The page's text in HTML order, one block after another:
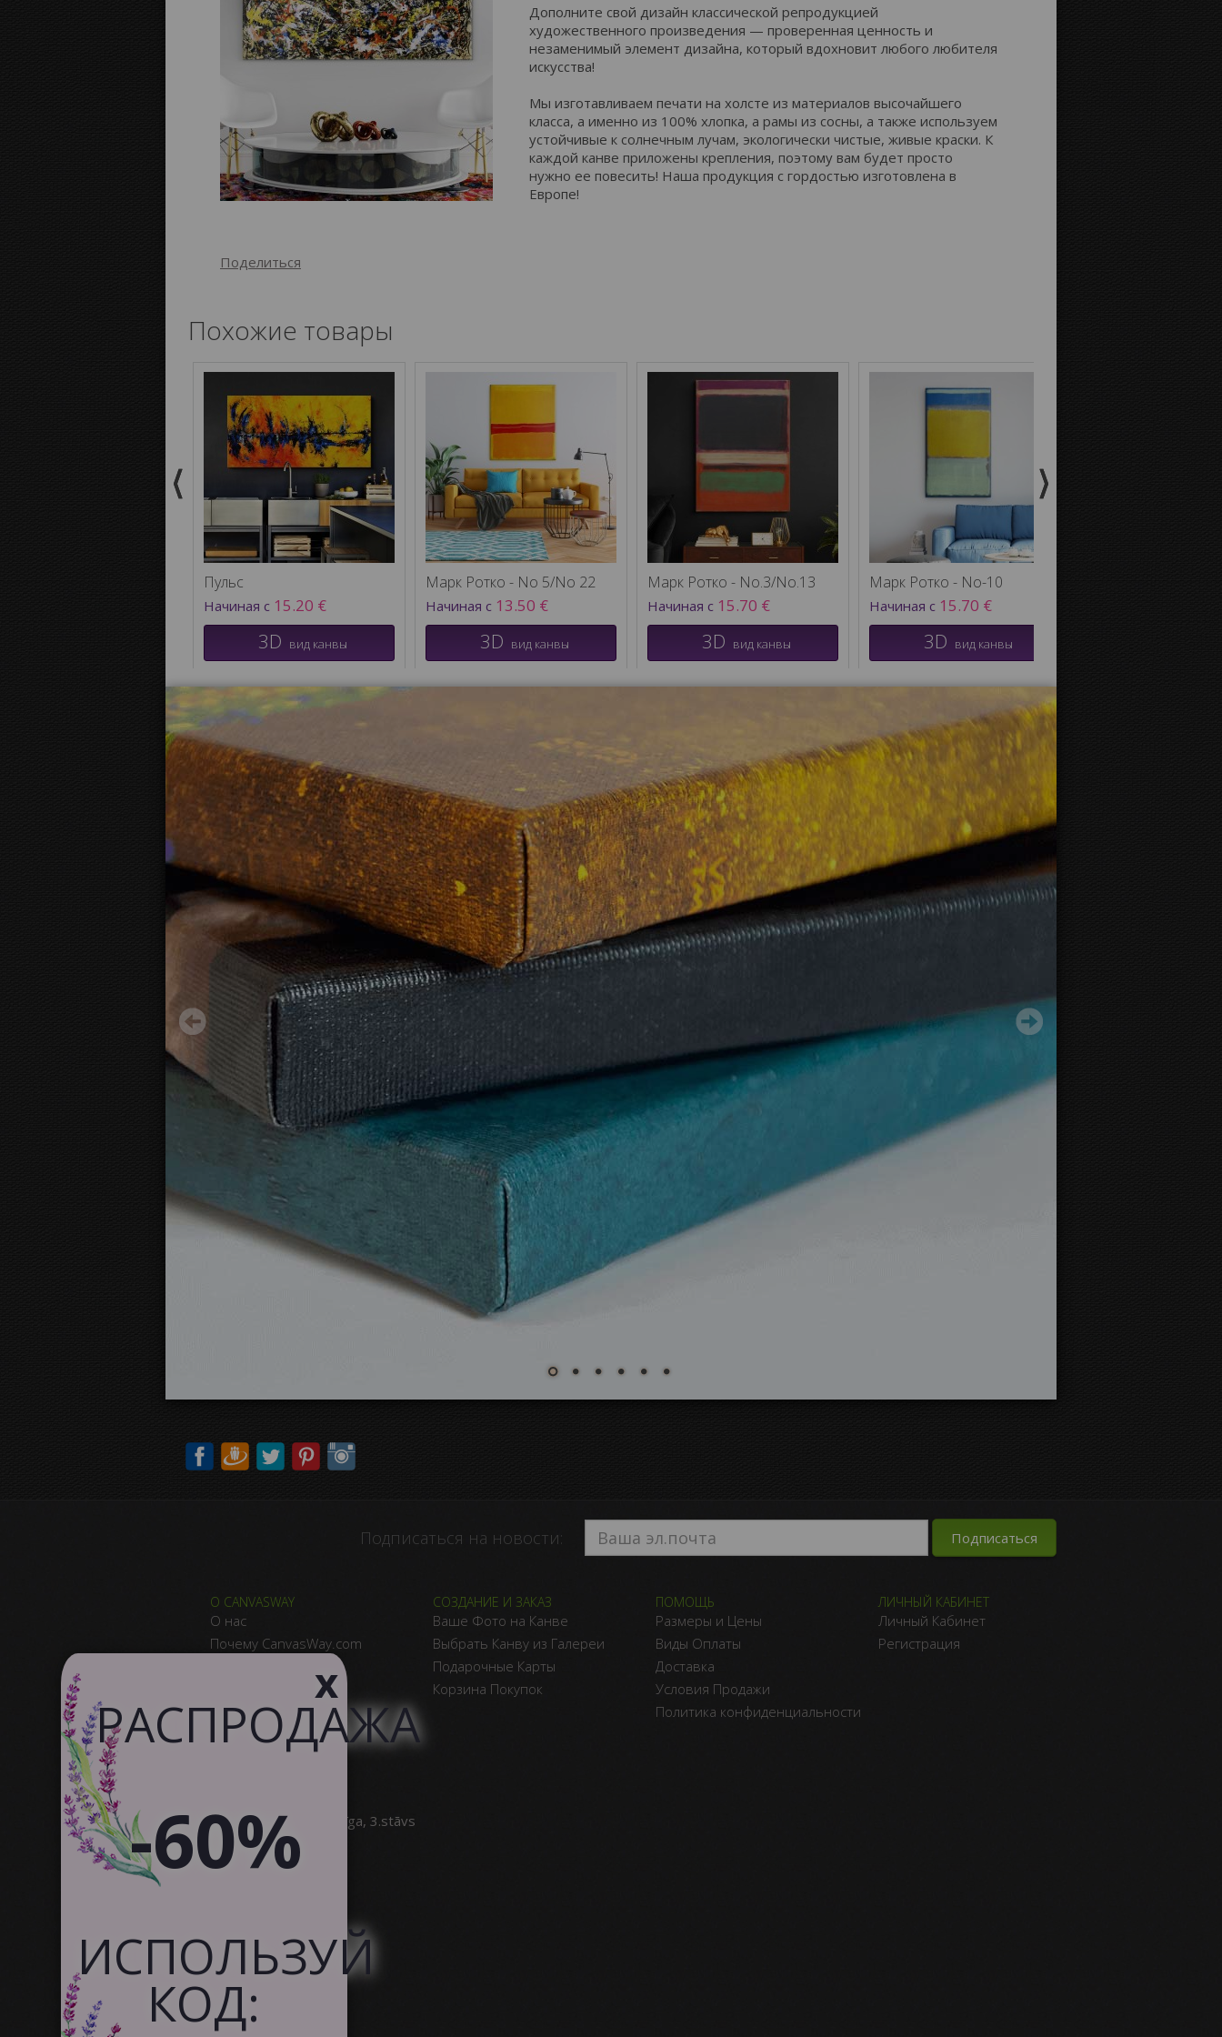
Расстояние до краёв:
Картинка на сторонах канвы:
Дополните свой дизайн классической репродукцией
художественного произведения — проверенная ценность и
незаменимый элемент дизайна, который вдохновит любого любителя
искусства!
Мы изготавливаем печати на холсте из материалов высочайшего
класса, а именно из 100% хлопка, а рамы из сосны, а также используем
устойчивые к солнечным лучам, экологически чистые, живые краски. К
каждой канве приложены крепления, поэтому вам будет просто
нужно ее повесить! Наша продукция с гордостью изготовлена в
Европе!
Поделиться
Похожие товары
Пульс
Начиная с 15.20 €
3D вид канвы
Марк Ротко - No 5/No 22
Начиная с 13.50 €
3D вид канвы
Марк Ротко - No.3/No.13
Начиная с 15.70 €
3D вид канвы
Марк Ротко - No-10
Начиная с 15.70 €
3D вид канвы
Марк Ротко - Red and Orange
Начиная с15.70 €
3D вид канвы
Подписаться на новости:
О CANVASWAY
О нас
Почему CanvasWay.com
Отзывы Клиентов
Служба поддержки
Сотрудничество
СОЗДАНИЕ И ЗАКАЗ
Ваше Фото на Канве
Выбрать Канву из Галереи
Подарочные Карты
Корзина Покупок
ПОМОЩЬ
Размеры и Цены
Виды Оплаты
Доставка
Условия Продажи
Политика конфиденциальности
ЛИЧНЫЙ КАБИНЕТ
Личный Кабинет
Регистрация
Brīvības gatve 323, Rīga, 3.stāvs
info@canvasway.com
+371 27071150
x
РАСПРОДАЖА
-60%
ИСПОЛЬЗУЙ
КОД: